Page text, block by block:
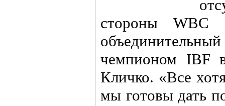
стороны WBC
чемпионом IBF
Кличко. «Все
мы готовы дать